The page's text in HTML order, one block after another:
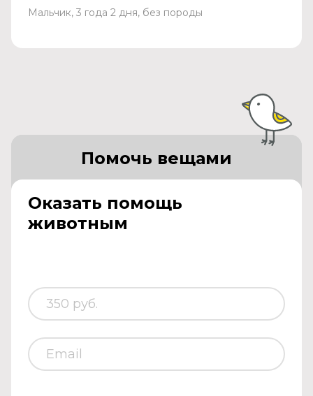
Мальчик, 3 года 2 дня, без породы
Оказать помощь
животным
Помочь вещами